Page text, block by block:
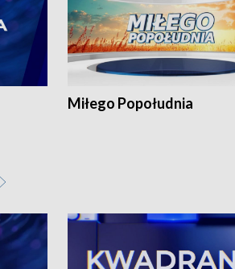
Miłego Popołudnia